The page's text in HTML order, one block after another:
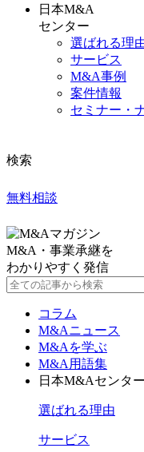
日本M&A
センター
選ばれる理
サービス
M&A事例
案件情報
セミナー・
検索
無料相談
M&A・事業承継を
わかりやすく発信
コラム
M&Aニュース
M&Aを学ぶ
M&A用語集
日本M&Aセンター
選ばれる理由
サービス